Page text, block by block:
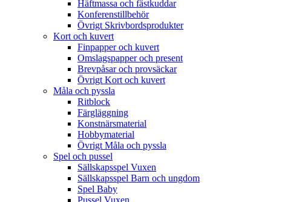
Häftmassa och fästkuddar
Konferenstillbehör
Övrigt Skrivbordsprodukter
Kort och kuvert
Finpapper och kuvert
Omslagspapper och present
Brevpåsar och provsäckar
Övrigt Kort och kuvert
Måla och pyssla
Ritblock
Färgläggning
Konstnärsmaterial
Hobbymaterial
Övrigt Måla och pyssla
Spel och pussel
Sällskapsspel Vuxen
Sällskapsspel Barn och ungdom
Spel Baby
Pussel Vuxen